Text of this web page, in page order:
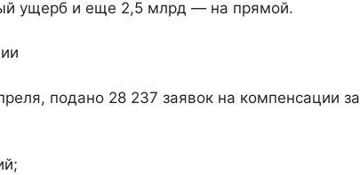
ущерб и еще 2,5 млрд — на прямой.
подано 28 237 заявок на компенсации за